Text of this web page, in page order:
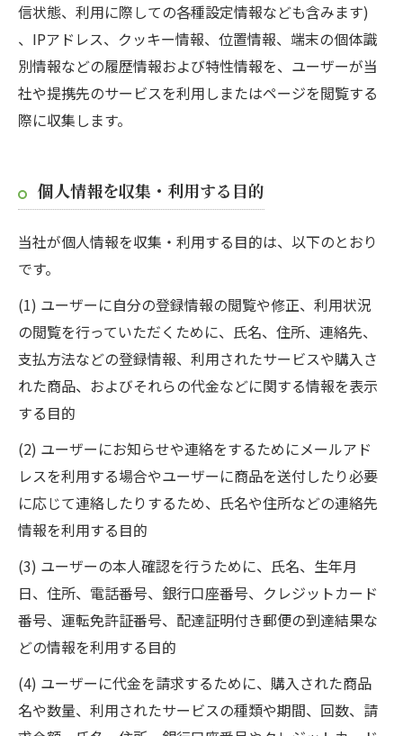
信状態、利用に際しての各種設定情報なども含みます)
、IPアドレス、クッキー情報、位置情報、端末の個体識
別情報などの履歴情報および特性情報を、ユーザーが当
社や提携先のサービスを利用しまたはページを閲覧する
際に収集します。
個人情報を収集・利用する目的
当社が個人情報を収集・利用する目的は、以下のとおり
です。
(1) ユーザーに自分の登録情報の閲覧や修正、利用状況
の閲覧を行っていただくために、氏名、住所、連絡先、
支払方法などの登録情報、利用されたサービスや購入さ
れた商品、およびそれらの代金などに関する情報を表示
する目的
(2) ユーザーにお知らせや連絡をするためにメールアド
レスを利用する場合やユーザーに商品を送付したり必要
に応じて連絡したりするため、氏名や住所などの連絡先
情報を利用する目的
(3) ユーザーの本人確認を行うために、氏名、生年月
日、住所、電話番号、銀行口座番号、クレジットカード
番号、運転免許証番号、配達証明付き郵便の到達結果な
どの情報を利用する目的
(4) ユーザーに代金を請求するために、購入された商品
名や数量、利用されたサービスの種類や期間、回数、請